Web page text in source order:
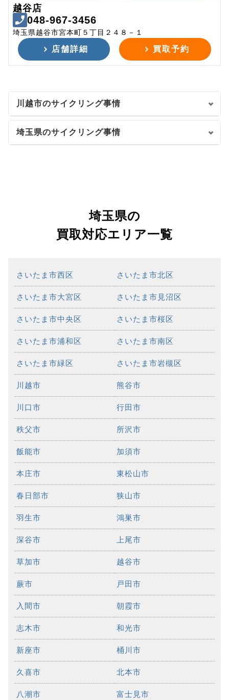
越谷店
048-967-3456
埼玉県越谷市宮本町５丁目２４８－１
店舗詳細 買取予約
川越市のサイクリング事情
埼玉県のサイクリング事情
埼玉県の
買取対応エリア一覧
さいたま市西区 さいたま市北区
さいたま市大宮区 さいたま市見沼区
さいたま市中央区 さいたま市桜区
さいたま市浦和区 さいたま市南区
さいたま市緑区 さいたま市岩槻区
川越市 熊谷市
川口市 行田市
秩父市 所沢市
飯能市 加須市
本庄市 東松山市
春日部市 狭山市
羽生市 鴻巣市
深谷市 上尾市
草加市 越谷市
蕨市 戸田市
入間市 朝霞市
志木市 和光市
新座市 桶川市
久喜市 北本市
八潮市 富士見市